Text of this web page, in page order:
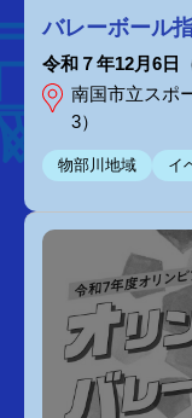
バレーボール
令和７年12月6日
南国市立スポ
3）
物部川地域 イ